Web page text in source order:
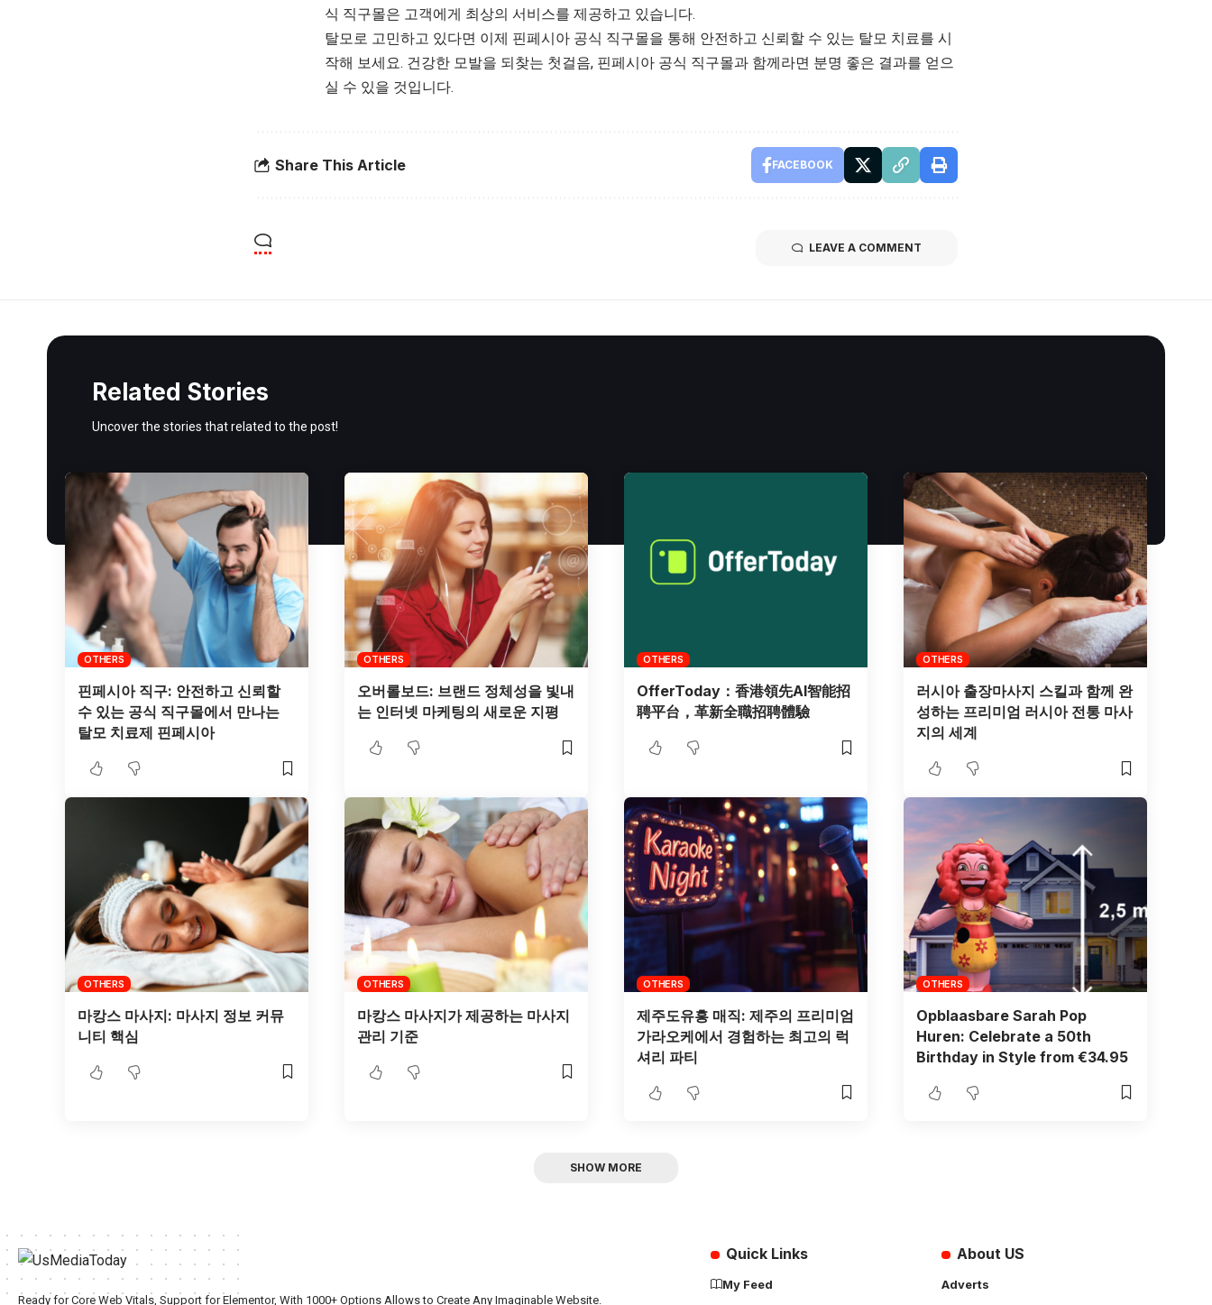
식 직구몰은 고객에게 최상의 서비스를 제공하고 있습니다.
탈모로 고민하고 있다면 이제 핀페시아 공식 직구몰을 통해 안전하고 신뢰할 수 있는 탈모 치료를 시
작해 보세요. 건강한 모발을 되찾는 첫걸음, 핀페시아 공식 직구몰과 함께라면 분명 좋은 결과를 얻으
실 수 있을 것입니다.
Share This Article FACEBOOK
LEAVE A COMMENT
Related Stories
Uncover the stories that related to the post!
OTHERS
핀페시아 직구: 안전하고 신뢰할
수 있는 공식 직구몰에서 만나는
탈모 치료제 핀페시아
OTHERS
오버롤보드: 브랜드 정체성을 빛내
는 인터넷 마케팅의 새로운 지평
OTHERS
OfferToday：香港領先AI智能招
聘平台，革新全職招聘體驗
OTHERS
러시아 출장마사지 스킬과 함께 완
성하는 프리미엄 러시아 전통 마사
지의 세계
OTHERS
마캉스 마사지: 마사지 정보 커뮤
니티 핵심
OTHERS
마캉스 마사지가 제공하는 마사지
관리 기준
OTHERS
제주도유흥 매직: 제주의 프리미엄
가라오케에서 경험하는 최고의 럭
셔리 파티
OTHERS
Opblaasbare Sarah Pop
Huren: Celebrate a 50th
Birthday in Style from €34.95
SHOW MORE
Ready for Core Web Vitals, Support for Elementor, With 1000+ Options Allows to Create Any Imaginable Website.
Quick Links
My Feed
About US
Adverts